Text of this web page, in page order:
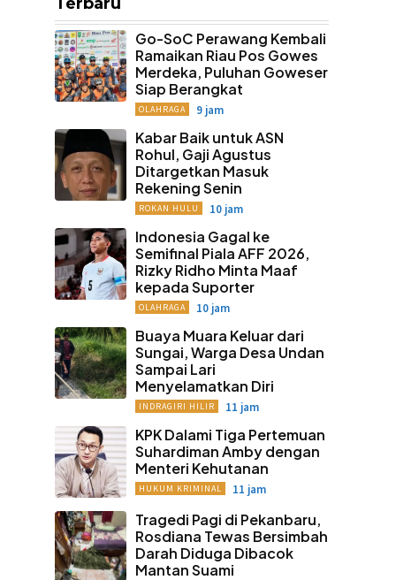
Go-SoC Perawang Kembali
Ramaikan Riau Pos Gowes
Merdeka, Puluhan Goweser
Siap Berangkat
OLAHRAGA 9 jam
Kabar Baik untuk ASN
Rohul, Gaji Agustus
Ditargetkan Masuk
Rekening Senin
ROKAN HULU 10 jam
Indonesia Gagal ke
Semifinal Piala AFF 2026,
Rizky Ridho Minta Maaf
kepada Suporter
OLAHRAGA 10 jam
Buaya Muara Keluar dari
Sungai, Warga Desa Undan
Sampai Lari
Menyelamatkan Diri
INDRAGIRI HILIR 11 jam
KPK Dalami Tiga Pertemuan
Suhardiman Amby dengan
Menteri Kehutanan
HUKUM KRIMINAL 11 jam
Tragedi Pagi di Pekanbaru,
Rosdiana Tewas Bersimbah
Darah Diduga Dibacok
Mantan Suami